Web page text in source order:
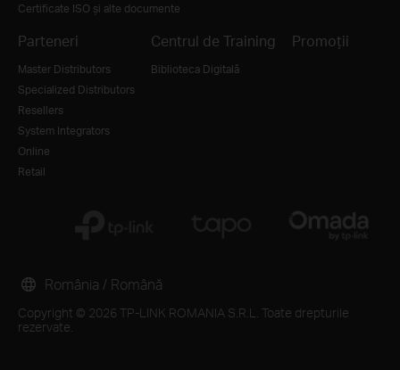
Certificate ISO și alte documente
Parteneri
Master Distributors
Specialized Distributors
Resellers
System Integrators
Online
Retail
Centrul de Training
Biblioteca Digitală
Promoții
Copyright © 2026 TP-LINK ROMANIA S.R.L. Toate drepturile
rezervate.
România / Română